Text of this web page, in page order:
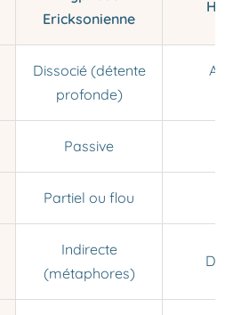
Ericksonienne
Dissocié (détente
profonde)
Passive
Partiel ou flou
Indirecte
(métaphores)